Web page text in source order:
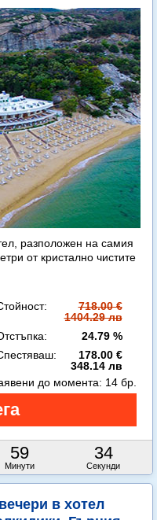
разположен на самия
от кристално чистите
718.00 €
1404.29 лв
24.79 %
178.00 €
348.14 лв
59
Минути
33
Секунди
до момента: 14 бр.
в хотел